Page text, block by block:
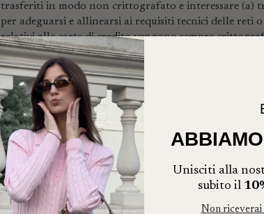
trasferiti in modo non crittografato e interessare (a)
per adeguarsi e allinearsi ai requisiti tecnici delle reti
relativi alle carte di credito vengono sempre
Accetti di non riprodurre, duplicare, copiare,
Servizio, di non utilizzare il Servizio, di non accedere
web tramite il quale viene fornito il Servizio, senza
I titoli utilizzati nel presente accordo sono inseriti
influiranno in alcun modo sui presenti Termini e
SEZIONE 3 - ACCURATEZZA, COMPLETEZZA E
Unisciti alla
subito il
Non